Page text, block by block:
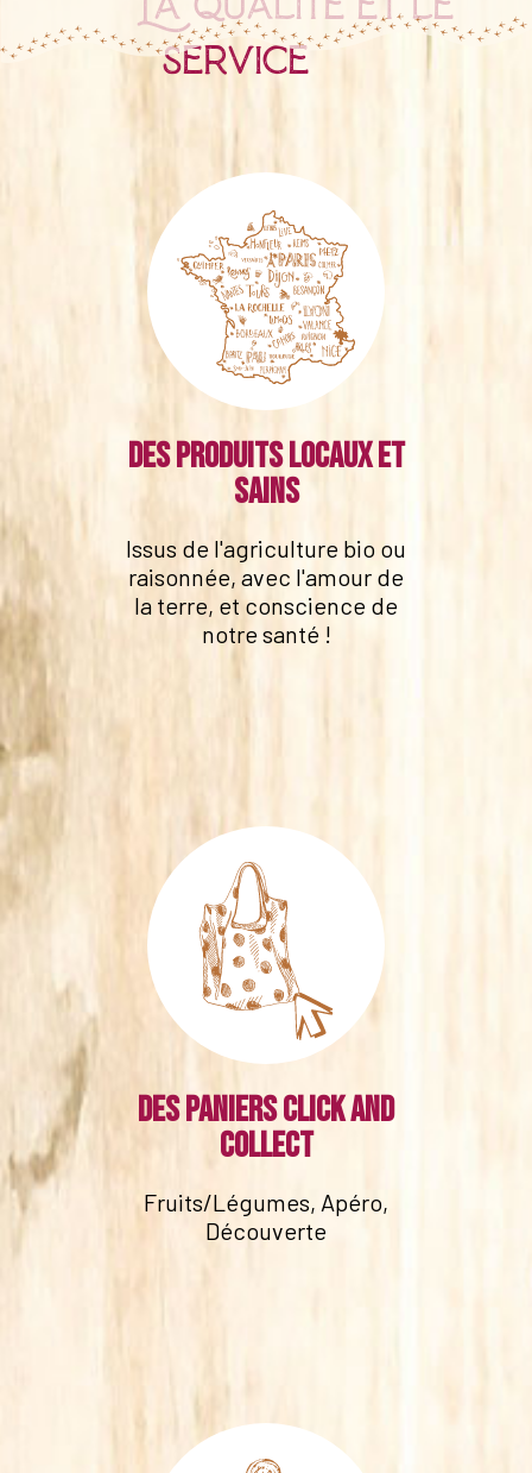
service
Des produits locaux et
sains
Issus de l'agriculture bio ou
raisonnée, avec l'amour de
la terre, et conscience de
notre santé !
Des paniers click and
collect
Fruits/Légumes, Apéro,
Découverte